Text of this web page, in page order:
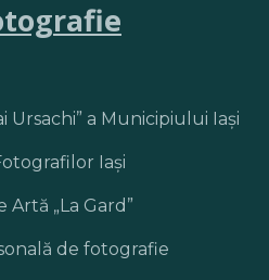
Ursachi” a Municipiului Iași
Iași
Artă „La Gard”
de fotografie